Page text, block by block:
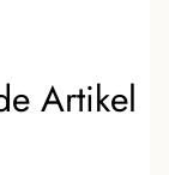
Artikel